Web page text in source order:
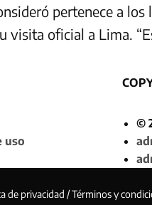
pertenece a
visita oficial a Lima.
uso
©
de privacidad / Términos y